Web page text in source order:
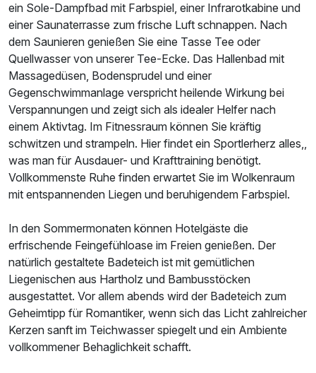
Ausstattung
Zusatznächte
Für 4 Tage p.P. ab450,00 €
ein Sole-Dampfbad mit Farbspiel, einer Infrarotkabine und
einer Saunaterrasse zum frische Luft schnappen. Nach
dem Saunieren genießen Sie eine Tasse Tee oder
Quellwasser von unserer Tee-Ecke. Das Hallenbad mit
Massagedüsen, Bodensprudel und einer
Gegenschwimmanlage verspricht heilende Wirkung bei
Verspannungen und zeigt sich als idealer Helfer nach
einem Aktivtag. Im Fitnessraum können Sie kräftig
schwitzen und strampeln. Hier findet ein Sportlerherz alles,,
was man für Ausdauer- und Krafttraining benötigt.
Vollkommenste Ruhe finden erwartet Sie im Wolkenraum
mit entspannenden Liegen und beruhigendem Farbspiel.
In den Sommermonaten können Hotelgäste die
erfrischende Feingefühloase im Freien genießen. Der
natürlich gestaltete Badeteich ist mit gemütlichen
Liegenischen aus Hartholz und Bambusstöcken
ausgestattet. Vor allem abends wird der Badeteich zum
Geheimtipp für Romantiker, wenn sich das Licht zahlreicher
Kerzen sanft im Teichwasser spiegelt und ein Ambiente
vollkommener Behaglichkeit schafft.